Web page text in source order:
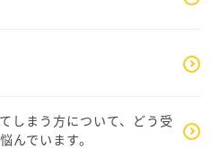
しまう方について、どう受
んでいます。